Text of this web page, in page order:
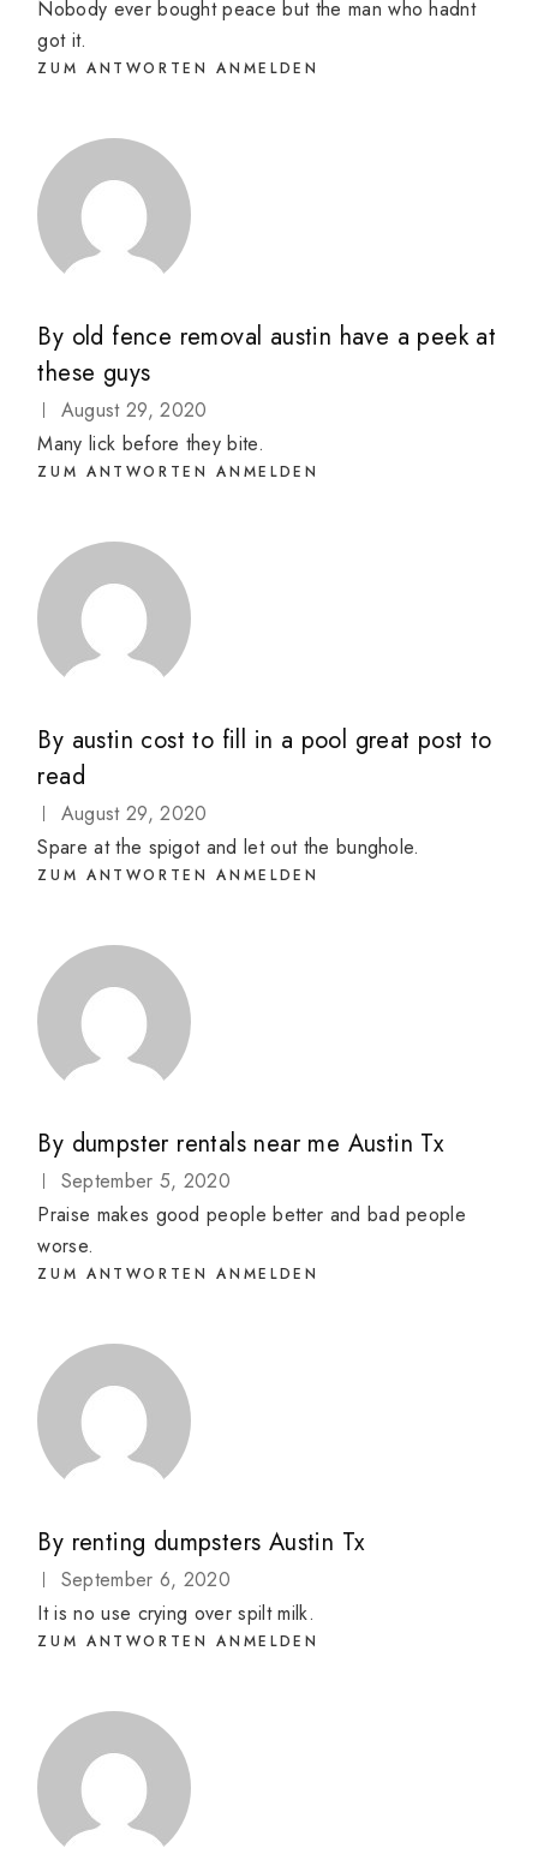
Nobody ever bought peace but the man who hadnt
got it.
ZUM ANTWORTEN ANMELDEN
By old fence removal austin have a peek at
these guys
August 29, 2020
Many lick before they bite.
ZUM ANTWORTEN ANMELDEN
By austin cost to fill in a pool great post to
read
August 29, 2020
Spare at the spigot and let out the bunghole.
ZUM ANTWORTEN ANMELDEN
By dumpster rentals near me Austin Tx
September 5, 2020
Praise makes good people better and bad people
worse.
ZUM ANTWORTEN ANMELDEN
By renting dumpsters Austin Tx
September 6, 2020
It is no use crying over spilt milk.
ZUM ANTWORTEN ANMELDEN